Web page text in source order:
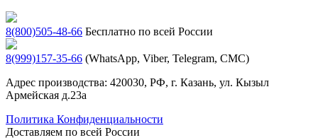
8(800)505-48-66 Бесплатно по всей России
8(999)157-35-66 (WhatsApp, Viber, Telegram, СМС)
Адрес производства: 420030, РФ, г. Казань, ул. Кызыл
Армейская д.23а
Политика Конфиденциальности
Доставляем по всей России